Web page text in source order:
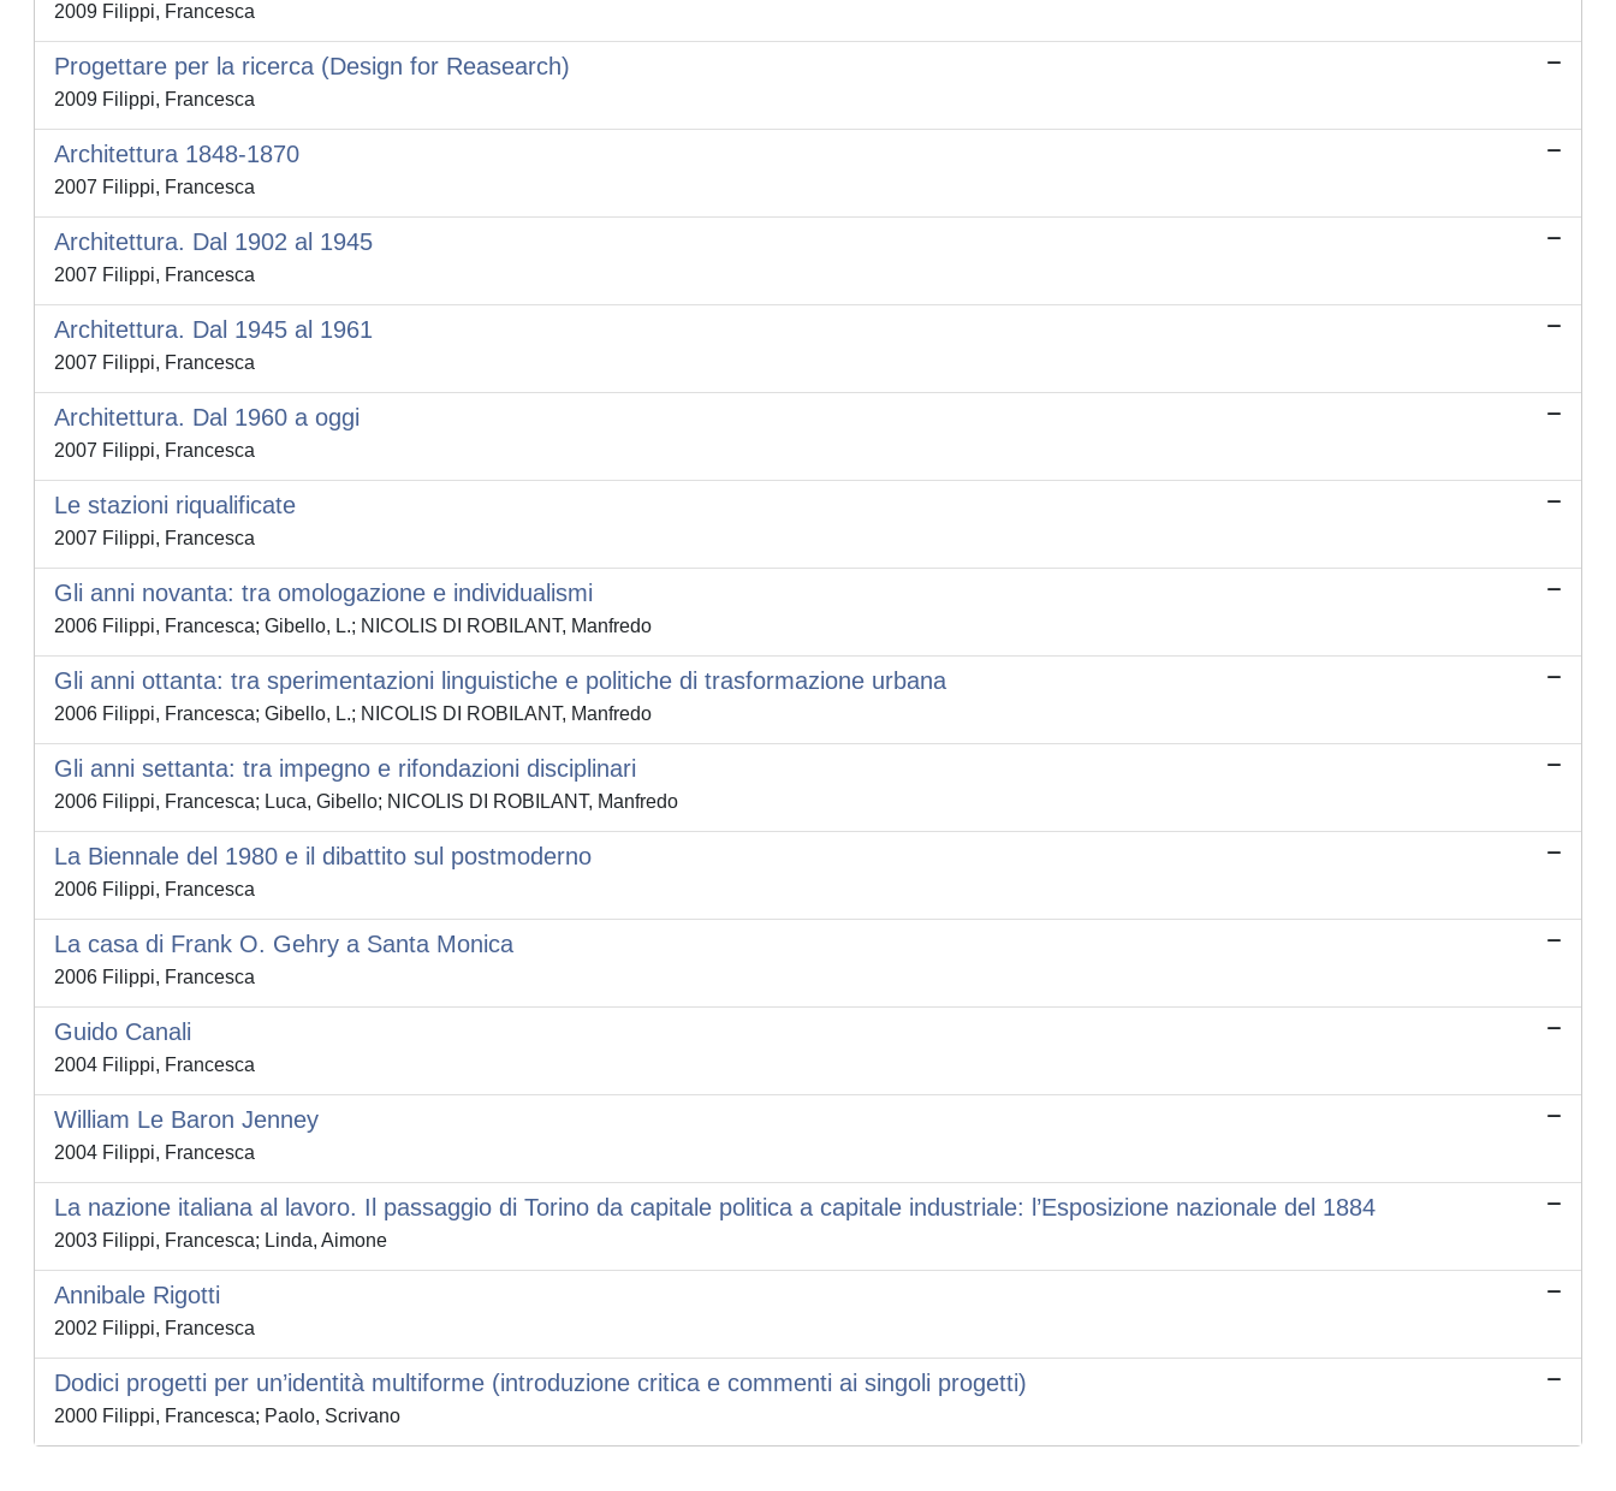
2009 Filippi, Francesca
Progettare per la ricerca (Design for Reasearch)
2009 Filippi, Francesca
Architettura 1848-1870
2007 Filippi, Francesca
Architettura. Dal 1902 al 1945
2007 Filippi, Francesca
Architettura. Dal 1945 al 1961
2007 Filippi, Francesca
Architettura. Dal 1960 a oggi
2007 Filippi, Francesca
Le stazioni riqualificate
2007 Filippi, Francesca
Gli anni novanta: tra omologazione e individualismi
2006 Filippi, Francesca; Gibello, L.; NICOLIS DI ROBILANT, Manfredo
Gli anni ottanta: tra sperimentazioni linguistiche e politiche di trasformazione urbana
2006 Filippi, Francesca; Gibello, L.; NICOLIS DI ROBILANT, Manfredo
Gli anni settanta: tra impegno e rifondazioni disciplinari
2006 Filippi, Francesca; Luca, Gibello; NICOLIS DI ROBILANT, Manfredo
La Biennale del 1980 e il dibattito sul postmoderno
2006 Filippi, Francesca
La casa di Frank O. Gehry a Santa Monica
2006 Filippi, Francesca
Guido Canali
2004 Filippi, Francesca
William Le Baron Jenney
2004 Filippi, Francesca
La nazione italiana al lavoro. Il passaggio di Torino da capitale politica a capitale industriale: l’Esposizione nazionale del 1884
2003 Filippi, Francesca; Linda, Aimone
Annibale Rigotti
2002 Filippi, Francesca
Dodici progetti per un’identità multiforme (introduzione critica e commenti ai singoli progetti)
2000 Filippi, Francesca; Paolo, Scrivano